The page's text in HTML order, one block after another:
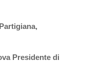
Presidente di